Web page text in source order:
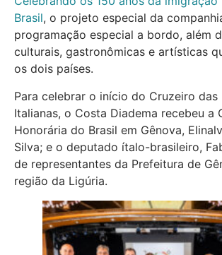
Brasil, o projeto especial da
programação especial a bordo, além
culturais, gastronômicas e artísticas
os dois países.
Para celebrar o início do Cruzeiro das
Italianas, o Costa Diadema recebeu a
Honorária do Brasil em Gênova,
Silva; e o deputado ítalo-brasileiro,
de representantes da Prefeitura de
região da Ligúria.